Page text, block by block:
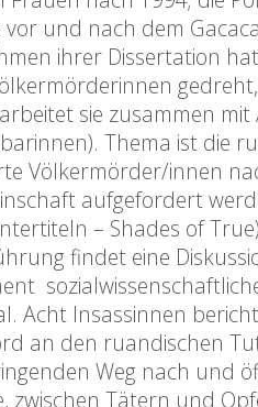
und nach dem
ihrer Dissertation
sie zusammen
Thema ist die
Völkermörder/innen
aufgefordert
– Shades of
findet eine
Acht Insassinnen
an den ruandischen
Weg nach und
zwischen Tätern und